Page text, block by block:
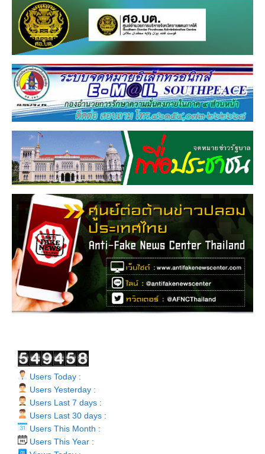
Users Today :
Users Yesterday :
Users Last 7 days :
Users Last 30 days :
Users This Month :
Users This Year :